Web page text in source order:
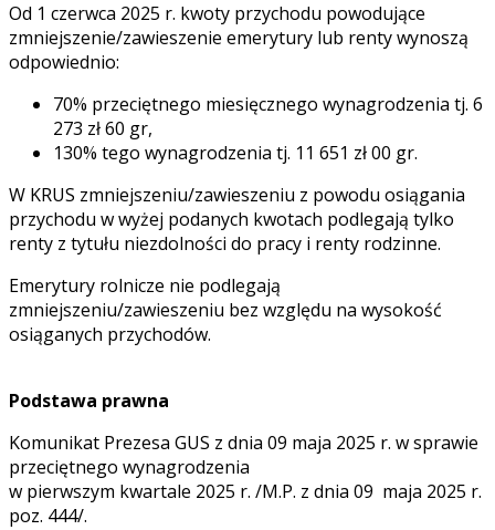
Od 1 czerwca 2025 r. kwoty przychodu powodujące
zmniejszenie/zawieszenie emerytury lub renty wynoszą
odpowiednio:
70% przeciętnego miesięcznego wynagrodzenia tj. 6
273 zł 60 gr,
130% tego wynagrodzenia tj. 11 651 zł 00 gr.
W KRUS zmniejszeniu/zawieszeniu z powodu osiągania
przychodu w wyżej podanych kwotach podlegają tylko
renty z tytułu niezdolności do pracy i renty rodzinne.
Emerytury rolnicze nie podlegają
zmniejszeniu/zawieszeniu bez względu na wysokość
osiąganych przychodów.
Podstawa prawna
Komunikat Prezesa GUS z dnia 09 maja 2025 r. w sprawie
przeciętnego wynagrodzenia
w pierwszym kwartale 2025 r. /M.P. z dnia 09 maja 2025 r.
poz. 444/.